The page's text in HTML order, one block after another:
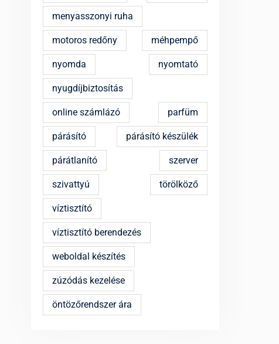
menyasszonyi ruha
motoros redőny méhpempő
nyomda nyomtató
nyugdíjbiztosítás
online számlázó parfüm
párásító párásító készülék
párátlanító szerver
szivattyú törölköző
víztisztító
víztisztító berendezés
weboldal készítés
zúzódás kezelése
öntözőrendszer ára